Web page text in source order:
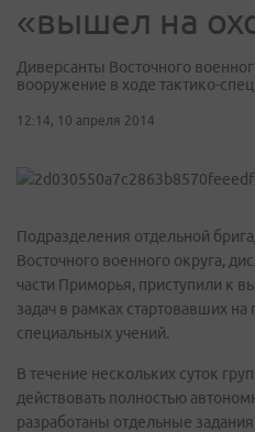
«вышел на
Диверсанты Восточного
вооружение в ходе тактико-
12:14, 10 апреля 2014
Подразделения отдельной
Восточного военного округа,
части Приморья, приступили к
задач в рамках стартовавших на
специальных учений.
В течение нескольких суток
действовать полностью
разработаны отдельные